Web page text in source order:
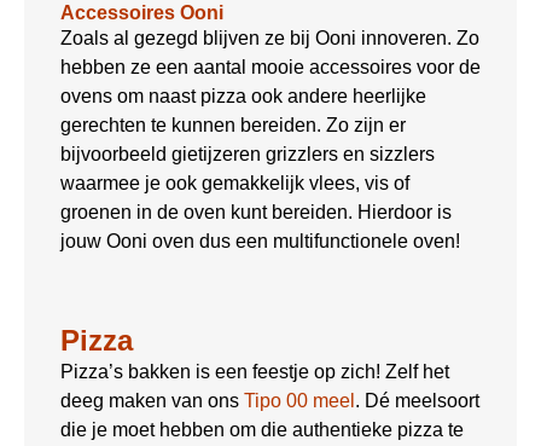
Accessoires Ooni
Zoals al gezegd blijven ze bij Ooni innoveren. Zo
hebben ze een aantal mooie accessoires voor de
ovens om naast pizza ook andere heerlijke
gerechten te kunnen bereiden. Zo zijn er
bijvoorbeeld gietijzeren grizzlers en sizzlers
waarmee je ook gemakkelijk vlees, vis of
groenen in de oven kunt bereiden. Hierdoor is
jouw Ooni oven dus een multifunctionele oven!
Pizza
Pizza’s bakken is een feestje op zich! Zelf het
deeg maken van ons Tipo 00 meel . Dé meelsoort
die je moet hebben om die authentieke pizza te